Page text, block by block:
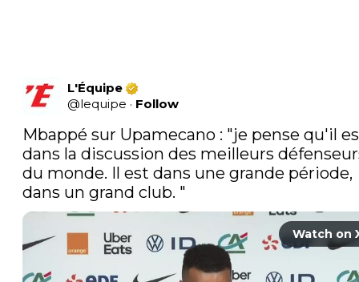
L'Équipe
@lequipe · Follow
Mbappé sur Upamecano : "je pense qu'il
dans la discussion des meilleurs
du monde. Il est dans une grande période,
dans un grand club. "
Watch on